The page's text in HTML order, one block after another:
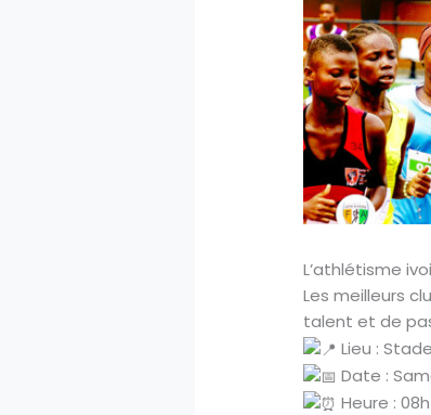
L’athlétisme
Les meilleurs
talent et de
Lieu :
Date :
Heure : 08h